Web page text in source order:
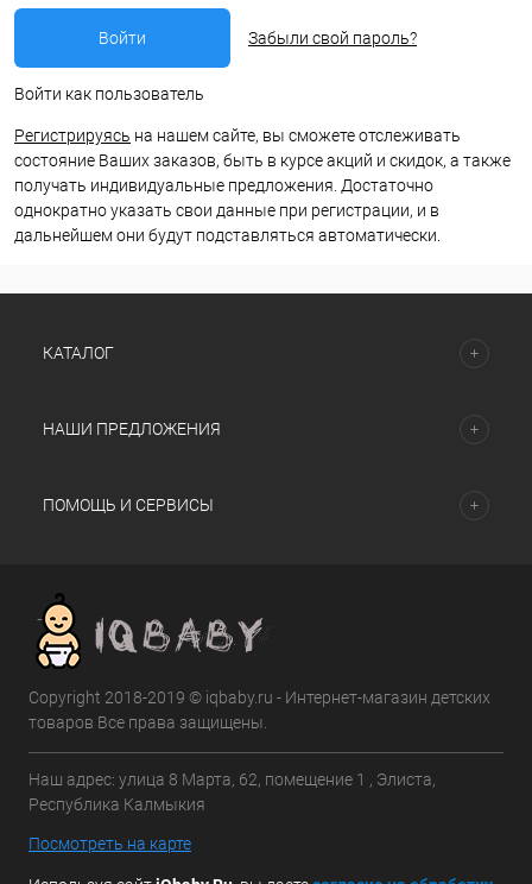
Забыли свой пароль?
Войти как пользователь
Регистрируясь на нашем сайте, вы сможете отслеживать
состояние Ваших заказов, быть в курсе акций и скидок, а также
получать индивидуальные предложения. Достаточно
однократно указать свои данные при регистрации, и в
дальнейшем они будут подставляться автоматически.
КАТАЛОГ
НАШИ ПРЕДЛОЖЕНИЯ
ПОМОЩЬ И СЕРВИСЫ
Copyright 2018-2019 © iqbaby.ru - Интернет-магазин детских
товаров Все права защищены.
Наш адрес: улица 8 Марта, 62, помещение 1 , Элиста,
Республика Калмыкия
Посмотреть на карте